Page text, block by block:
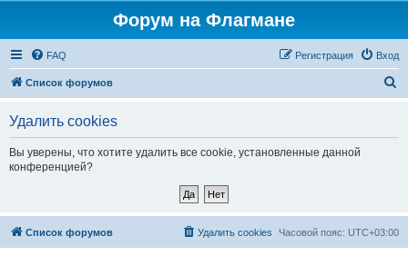
Форум на Флагмане
FAQ Вход
Регистрация
Список форумов
Удалить cookies
Вы уверены, что хотите удалить все cookie, установленные данной
конференцией?
Список форумов Часовой пояс: UTC+03:00
Удалить cookies